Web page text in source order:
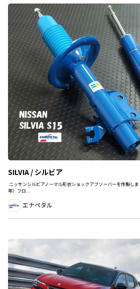
SILVIA / シルビア
ニッサンシルビアノーマル形状ショックアブソーバーを作製しま
年）フロ...
エナペタル